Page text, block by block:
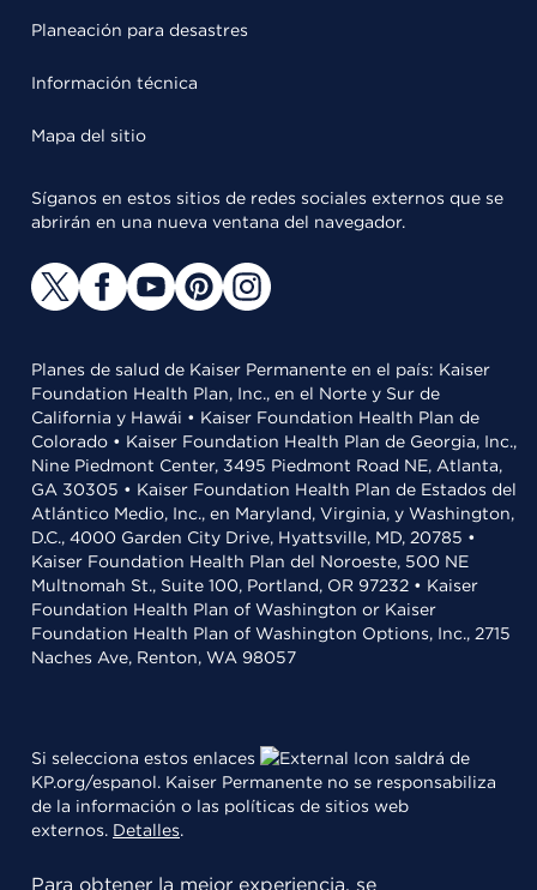
Planeación para desastres
Información técnica
Mapa del sitio
Síganos en estos sitios de redes sociales externos que se
abrirán en una nueva ventana del navegador.
Planes de salud de Kaiser Permanente en el país: Kaiser
Foundation Health Plan, Inc., en el Norte y Sur de
California y Hawái • Kaiser Foundation Health Plan de
Colorado • Kaiser Foundation Health Plan de Georgia, Inc.,
Nine Piedmont Center, 3495 Piedmont Road NE, Atlanta,
GA 30305 • Kaiser Foundation Health Plan de Estados del
Atlántico Medio, Inc., en Maryland, Virginia, y Washington,
D.C., 4000 Garden City Drive, Hyattsville, MD, 20785 •
Kaiser Foundation Health Plan del Noroeste, 500 NE
Multnomah St., Suite 100, Portland, OR 97232 • Kaiser
Foundation Health Plan of Washington or Kaiser
Foundation Health Plan of Washington Options, Inc., 2715
Naches Ave, Renton, WA 98057
Si selecciona estos enlaces
saldrá de
KP.org/espanol. Kaiser Permanente no se responsabiliza
de la información o las políticas de sitios web
externos. Detalles.
Para obtener la mejor experiencia, se